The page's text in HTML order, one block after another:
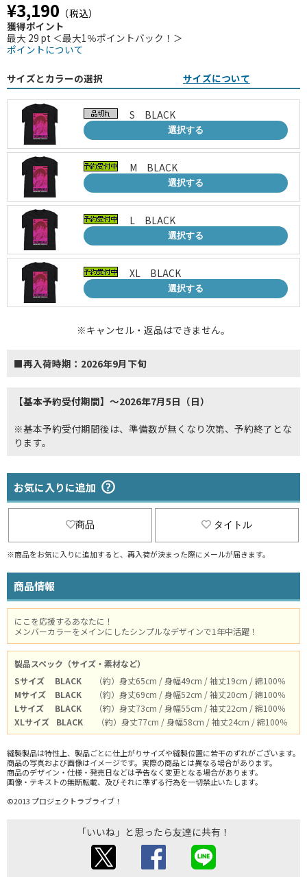
¥3,190 （税込）
獲得ポイント
最大 29 pt ＜最大1％ポイントバック！＞
ポイントについて
サイズとカラーの選択 サイズについて
S BLACK
選択する
M BLACK
選択する
L BLACK
選択する
XL BLACK
選択する
※キャンセル・返品はできません。
■再入荷時期：2026年9月下旬
【基本予約受付期間】～2026年7月5日（日）
※基本予約受付期間後は、準備数が無くなり次第、予約終了とな
ります。
お気に入りに追加
商品 タイトル
※商品をお気に入りに追加すると、再入荷が決まった際にメールが届きます。
商品情報
にこを応援するあなたに！
メンバーカラーをメインにしたシンプルなデザインで1年中活躍！
製品スペック（サイズ・素材など）
Sサイズ
BLACK
（約）身丈65cm / 身幅49cm / 袖丈19cm / 綿100％
Mサイズ
BLACK
（約）身丈69cm / 身幅52cm / 袖丈20cm / 綿100％
Lサイズ
BLACK
（約）身丈73cm / 身幅55cm / 袖丈22cm / 綿100％
XLサイズ
BLACK （約）身丈77cm / 身幅58cm / 袖丈24cm / 綿100％
縫製製品は特性上、製品ごとに仕上がりサイズや縫製位置に若干のずれがございます。
商品の写真および画像はイメージです。実際の商品とは異なる場合があります。
商品のデザイン・仕様・発売日などは予告なく変更となる場合があります。
画像・テキストの無断転載、及びそれに準ずる行為を一切禁止いたします。
©2013 プロジェクトラブライブ！
「いいね」と思ったら友達に共有！